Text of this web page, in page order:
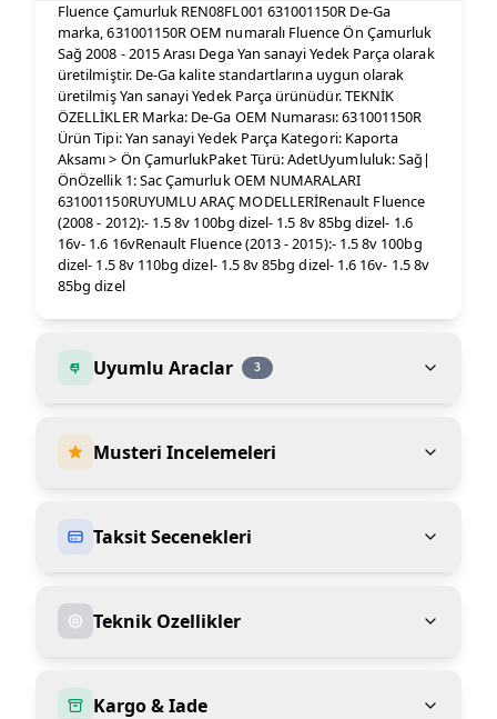
Fluence Çamurluk REN08FL001 631001150R De-Ga
marka, 631001150R OEM numaralı Fluence Ön Çamurluk
Sağ 2008 - 2015 Arası Dega Yan sanayi Yedek Parça olarak
üretilmiştir. De-Ga kalite standartlarına uygun olarak
üretilmiş Yan sanayi Yedek Parça ürünüdür. TEKNİK
ÖZELLİKLER Marka: De-Ga OEM Numarası: 631001150R
Ürün Tipi: Yan sanayi Yedek Parça Kategori: Kaporta
Aksamı > Ön ÇamurlukPaket Türü: AdetUyumluluk: Sağ|
ÖnÖzellik 1: Sac Çamurluk OEM NUMARALARI
631001150RUYUMLU ARAÇ MODELLERİRenault Fluence
(2008 - 2012):- 1.5 8v 100bg dizel- 1.5 8v 85bg dizel- 1.6
16v- 1.6 16vRenault Fluence (2013 - 2015):- 1.5 8v 100bg
dizel- 1.5 8v 110bg dizel- 1.5 8v 85bg dizel- 1.6 16v- 1.5 8v
85bg dizel
Uyumlu Araclar 3
Musteri Incelemeleri
Taksit Secenekleri
Teknik Ozellikler
Kargo & Iade